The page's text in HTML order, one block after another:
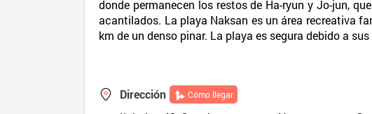
donde permanecen los restos de Ha-ryun y Jo-jun,
acantilados. La playa Naksan es un área recreativa
km de un denso pinar. La playa es segura debido a
Dirección Cómo llegar